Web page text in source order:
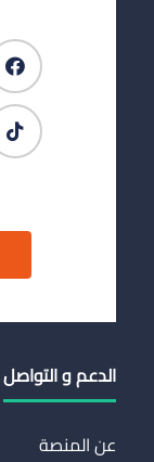
الدعم و التواصل
عن المنصة